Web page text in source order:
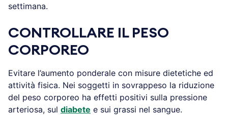
settimana.
CONTROLLARE IL PESO
CORPOREO
Evitare l’aumento ponderale con misure dietetiche ed
attività fisica. Nei soggetti in sovrappeso la riduzione
del peso corporeo ha effetti positivi sulla pressione
arteriosa, sul diabete e sui grassi nel sangue.